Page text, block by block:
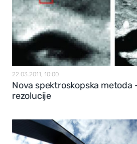
22.03.2011, 10:00
Nova spektroskopska metoda
rezolucije